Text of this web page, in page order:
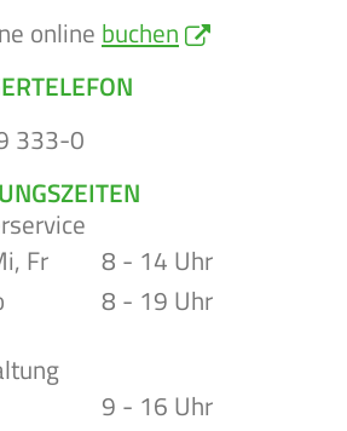
online buchen
333-0
Fr
8 - 14 Uhr
8 - 19 Uhr
9 - 16 Uhr